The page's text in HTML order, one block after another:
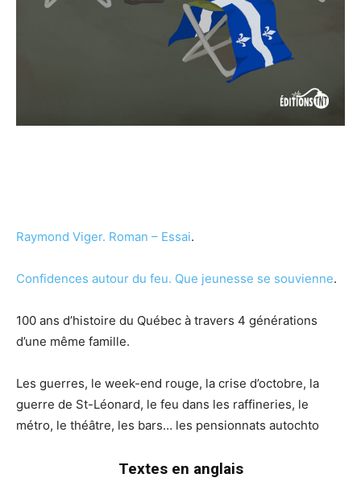
Raymond Viger. Roman – Essai.
Confidences autour du feu. Que jeunesse se souvienne.
100 ans d’histoire du Québec à travers 4 générations
d’une même famille.
Les guerres, le week-end rouge, la crise d’octobre, la
guerre de St-Léonard, le feu dans les raffineries, le
métro, le théâtre, les bars… les pensionnats autochto
Textes en anglais